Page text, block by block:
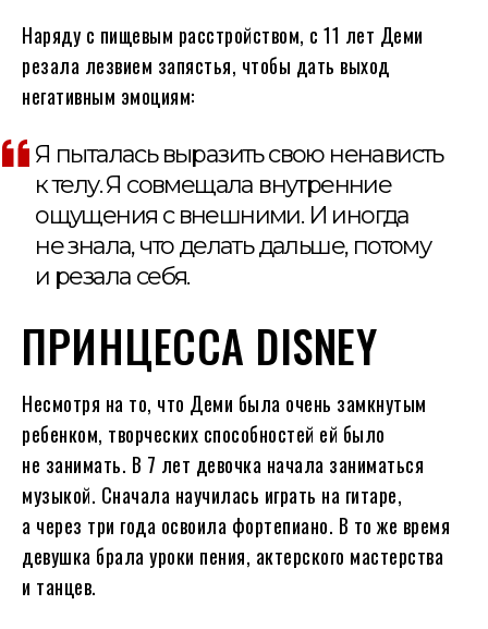
Наряду с пищевым расстройством, с 11 лет Деми
резала лезвием запястья, чтобы дать выход
негативным эмоциям:
Я пыталась выразить свою ненависть
к телу. Я совмещала внутренние
ощущения с внешними. И иногда
не знала, что делать дальше, потому
и резала себя.
ПРИНЦЕССА DISNEY
Несмотря на то, что Деми была очень замкнутым
ребенком, творческих способностей ей было
не занимать. В 7 лет девочка начала заниматься
музыкой. Сначала научилась играть на гитаре,
а через три года освоила фортепиано. В то же время
девушка брала уроки пения, актерского мастерства
и танцев.